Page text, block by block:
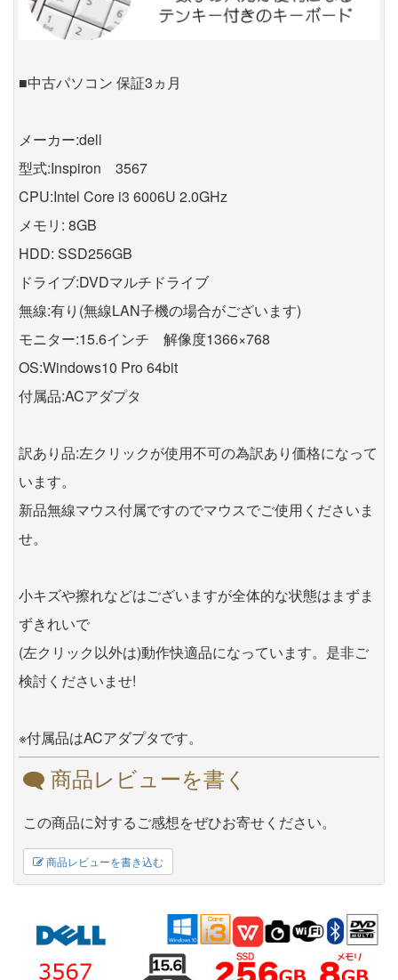
■中古パソコン 保証3ヵ月
メーカー:dell
型式:Inspiron 3567
CPU:Intel Core i3 6006U 2.0GHz
メモリ: 8GB
HDD: SSD256GB
ドライブ:DVDマルチドライブ
無線:有り(無線LAN子機の場合がございます)
モニター:15.6インチ 解像度1366×768
OS:Windows10 Pro 64bit
付属品:ACアダプタ
訳あり品:左クリックが使用不可の為訳あり価格になって
います。
新品無線マウス付属ですのでマウスでご使用くださいま
せ。
小キズや擦れなどはございますが全体的な状態はまずま
ずきれいで
(左クリック以外は)動作快適品になっています。是非ご
検討くださいませ!
※付属品はACアダプタです。
商品レビューを書く
この商品に対するご感想をぜひお寄せください。
商品レビューを書き込む